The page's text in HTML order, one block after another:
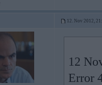
12. Nov 2012,
12
Error